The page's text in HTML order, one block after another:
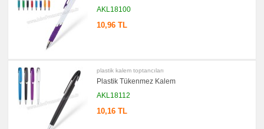
AKL18100
10,96 TL
plastik kalem toptancıları
Plastik Tükenmez Kalem
AKL18112
10,16 TL
Çakı
&
El
Feneri
promosyon
Çakmak
Küllük
promosyon
Çanta
Askısı
promosyon
PowerBank